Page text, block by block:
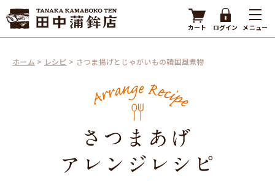
カート ログイン メニュー
ホーム > レシピ > さつま揚げとじゃがいもの韓国風煮物